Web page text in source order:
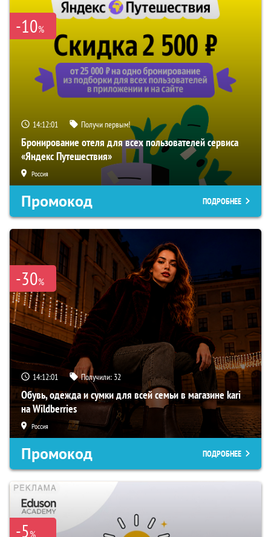
-10%
14:12:00 Получи первым!
Бронирование отеля для всех пользователей сервиса
«Яндекс Путешествия»
Россия
Промокод ПОДРОБНЕЕ
-30%
14:12:00 Получили: 32
Обувь, одежда и сумки для всей семьи в магазине kari
на Wildberries
Россия
Промокод ПОДРОБНЕЕ
-5%